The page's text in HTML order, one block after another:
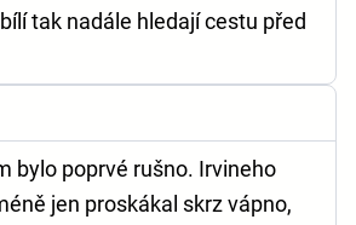
tak nadále hledají cestu před
bylo poprvé rušno. Irvineho
jen proskákal skrz vápno,